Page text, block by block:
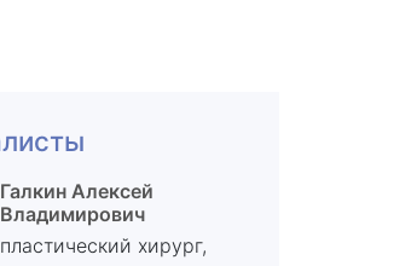
Галкин Алексей
Владимирович
пластический хирург,